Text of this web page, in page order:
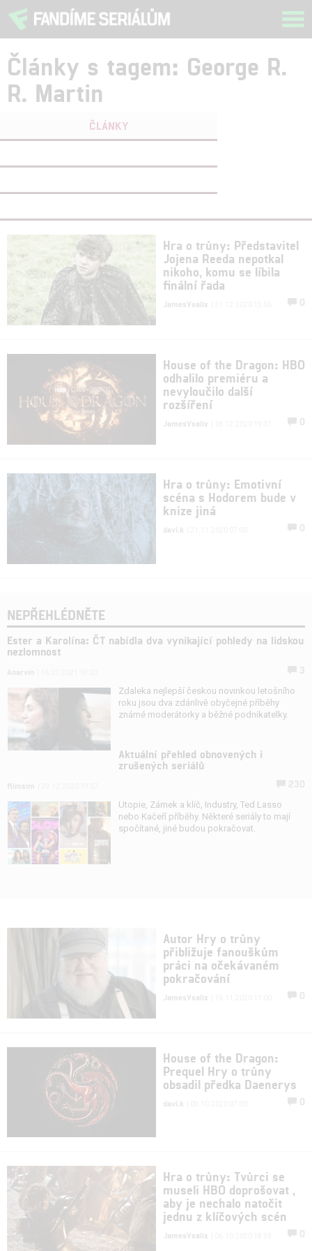
Články s tagem: George R.
R. Martin
ČLÁNKY
Hra o trůny: Představitel
Jojena Reeda nepotkal
nikoho, komu se líbila
finální řada
JamesVsalix 0
House of the Dragon: HBO
odhalilo premiéru a
nevyloučilo další
rozšíření
JamesVsalix 0
Hra o trůny: Emotivní
scéna s Hodorem bude v
knize jiná
davi.k 0
NEPŘEHLÉDNĚTE
Ester a Karolína: ČT nabídla dva vynikající pohledy na lidskou
nezlomnost
Zdaleka nejlepší českou novinkou letošního
roku jsou dva zdánlivě obyčejné příběhy
známé moderátorky a běžné podnikatelky.
Aktuální přehled obnovených i
zrušených seriálů
Utopie, Zámek a klíč, Industry, Ted Lasso
nebo Kačeří příběhy. Některé seriály to mají
spočítané, jiné budou pokračovat.
Autor Hry o trůny
přibližuje fanouškům
práci na očekávaném
pokračování
JamesVsalix 0
House of the Dragon:
Prequel Hry o trůny
obsadil předka Daenerys
davi.k 0
Hra o trůny: Tvůrci se
museli HBO doprošovat ,
aby je nechalo natočit
jednu z klíčových scén
JamesVsalix 0